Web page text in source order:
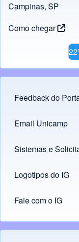
Campinas, SP
Como chegar
Footer menu
Feedback do
Links
Email Unicamp
(opens in new tab)
Sistemas e
(opens in new tab)
Logotipos do IG
(opens in new tab)
Fale com o IG